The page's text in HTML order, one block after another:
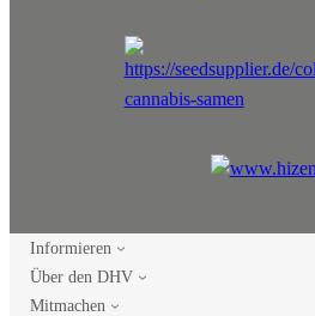
Informieren
Über den DHV
Mitmachen